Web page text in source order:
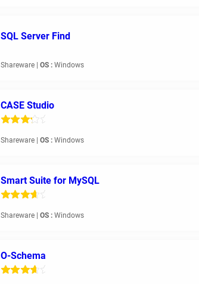
SQL Server Find
Shareware | OS : Windows
CASE Studio
Shareware | OS : Windows
Smart Suite for MySQL
Shareware | OS : Windows
O-Schema